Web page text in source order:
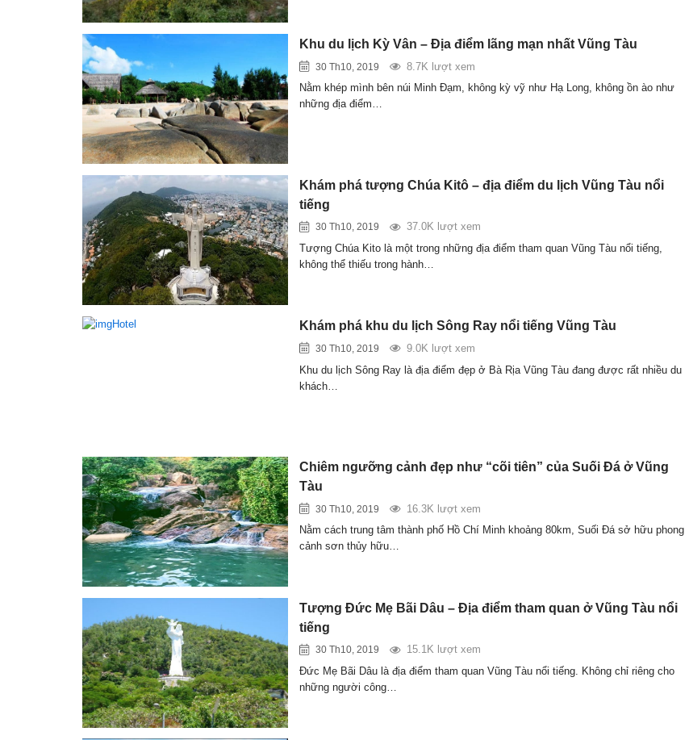
Khu du lịch Kỳ Vân – Địa điểm lãng mạn nhất Vũng Tàu
30 Th10, 2019
8.7K lượt xem
Nằm khép mình bên núi Minh Đạm, không kỳ vỹ như Hạ Long, không ồn ào như
những địa điểm…
Khám phá tượng Chúa Kitô – địa điểm du lịch Vũng Tàu nổi
tiếng
30 Th10, 2019
37.0K lượt xem
Tượng Chúa Kito là một trong những địa điểm tham quan Vũng Tàu nổi tiếng,
không thể thiếu trong hành…
Khám phá khu du lịch Sông Ray nổi tiếng Vũng Tàu
30 Th10, 2019
9.0K lượt xem
Khu du lịch Sông Ray là địa điểm đẹp ở Bà Rịa Vũng Tàu đang được rất nhiều du
khách…
Chiêm ngưỡng cảnh đẹp như “cõi tiên” của Suối Đá ở Vũng
Tàu
30 Th10, 2019
16.3K lượt xem
Nằm cách trung tâm thành phố Hồ Chí Minh khoảng 80km, Suối Đá sở hữu phong
cảnh sơn thủy hữu…
Tượng Đức Mẹ Bãi Dâu – Địa điểm tham quan ở Vũng Tàu nổi
tiếng
30 Th10, 2019
15.1K lượt xem
Đức Mẹ Bãi Dâu là địa điểm tham quan Vũng Tàu nổi tiếng. Không chỉ riêng cho
những người công…